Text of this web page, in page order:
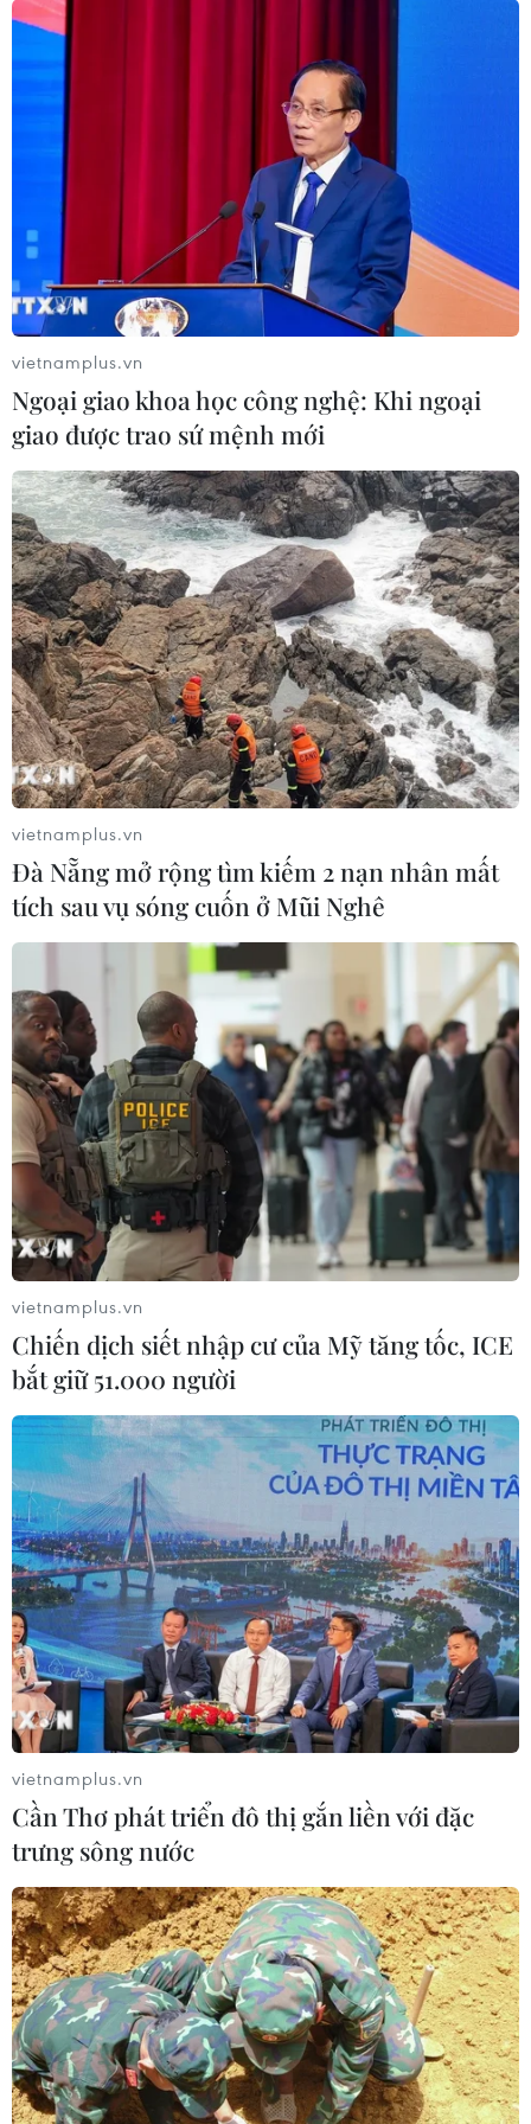
TIN CÙNG CHUYÊN MỤC
Xe điện Trung Quốc mở rộng
cuộc đua công nghệ ra Đông Nam Á
08/08/2026 03:00
Hãng BMW bắt đầu sản xuất hàng
vietnamplus.vn
Ngoại giao khoa học công nghệ: Khi ngoại
giao được trao sứ mệnh mới
vietnamplus.vn
Đà Nẵng mở rộng tìm kiếm 2 nạn nhân mất
tích sau vụ sóng cuốn ở Mũi Nghê
vietnamplus.vn
Chiến dịch siết nhập cư của Mỹ tăng tốc, ICE
bắt giữ 51.000 người
vietnamplus.vn
Cần Thơ phát triển đô thị gắn liền với đặc
trưng sông nước